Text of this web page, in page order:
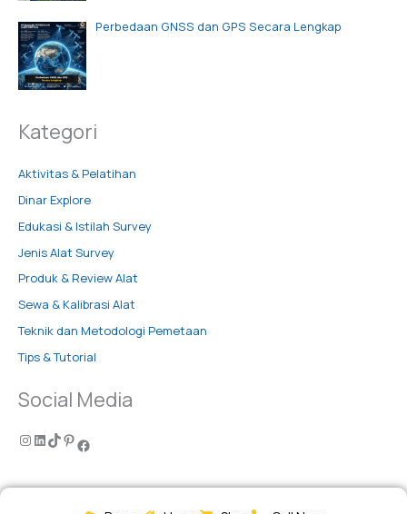
Perbedaan GNSS dan GPS Secara Lengkap
Kategori
Aktivitas & Pelatihan
Dinar Explore
Edukasi & Istilah Survey
Jenis Alat Survey
Produk & Review Alat
Sewa & Kalibrasi Alat
Teknik dan Metodologi Pemetaan
Tips & Tutorial
Social Media